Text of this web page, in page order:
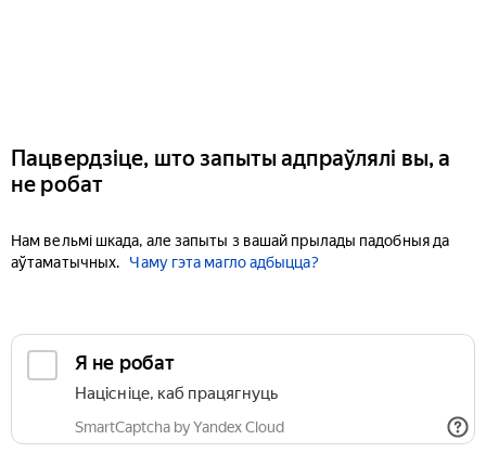
Пацвердзіце, што запыты адпраўлялі вы, а
не робат
Нам вельмі шкада, але запыты з вашай прылады падобныя да
аўтаматычных.
Чаму гэта магло адбыцца?
Я не робат
Націсніце, каб працягнуць
SmartCaptcha by Yandex Cloud